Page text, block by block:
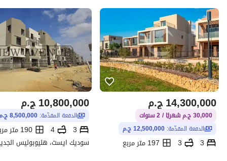
ج.م14,300,000
30,000 ج.م شهريًا / 2 سنوات
الدفعة المقدّمة: 12,500,000 ج.م
3
3
197 متر مربع
ج.م10,800,000
الدفعة المقدّمة: 8,500,000 ج.م
3
4 190 متر مربع